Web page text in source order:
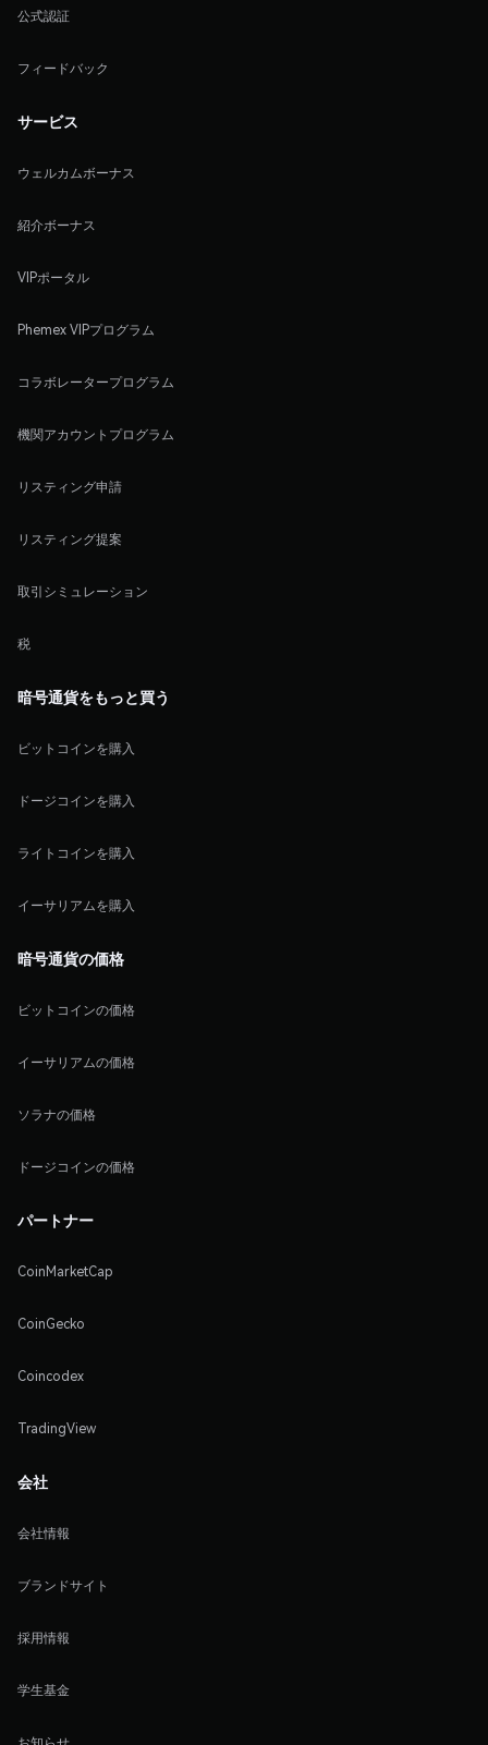
公式認証
フィードバック
サービス
ウェルカムボーナス
紹介ボーナス
VIPポータル
Phemex VIPプログラム
コラボレータープログラム
機関アカウントプログラム
リスティング申請
リスティング提案
取引シミュレーション
税
暗号通貨をもっと買う
ビットコインを購入
ドージコインを購入
ライトコインを購入
イーサリアムを購入
暗号通貨の価格
ビットコインの価格
イーサリアムの価格
ソラナの価格
ドージコインの価格
パートナー
CoinMarketCap
CoinGecko
Coincodex
TradingView
会社
会社情報
ブランドサイト
採用情報
学生基金